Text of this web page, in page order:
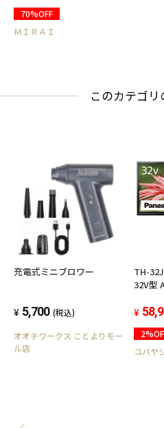
70%OFF
ＭＩＲＡＩ
このカテゴ
充電式ミニブロワー
5,700 (税込)
オオチワークス ことよりモー
ル店
TH-
32V型
録画対
コバヤ